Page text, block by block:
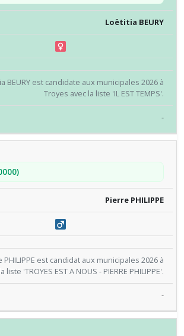
Loëtitia BEURY
BEURY est candidate aux municipales 2026 à
Troyes avec la liste 'IL EST TEMPS'.
-
Pierre PHILIPPE
PHILIPPE est candidat aux municipales 2026 à
liste 'TROYES EST A NOUS - PIERRE PHILIPPE'.
-